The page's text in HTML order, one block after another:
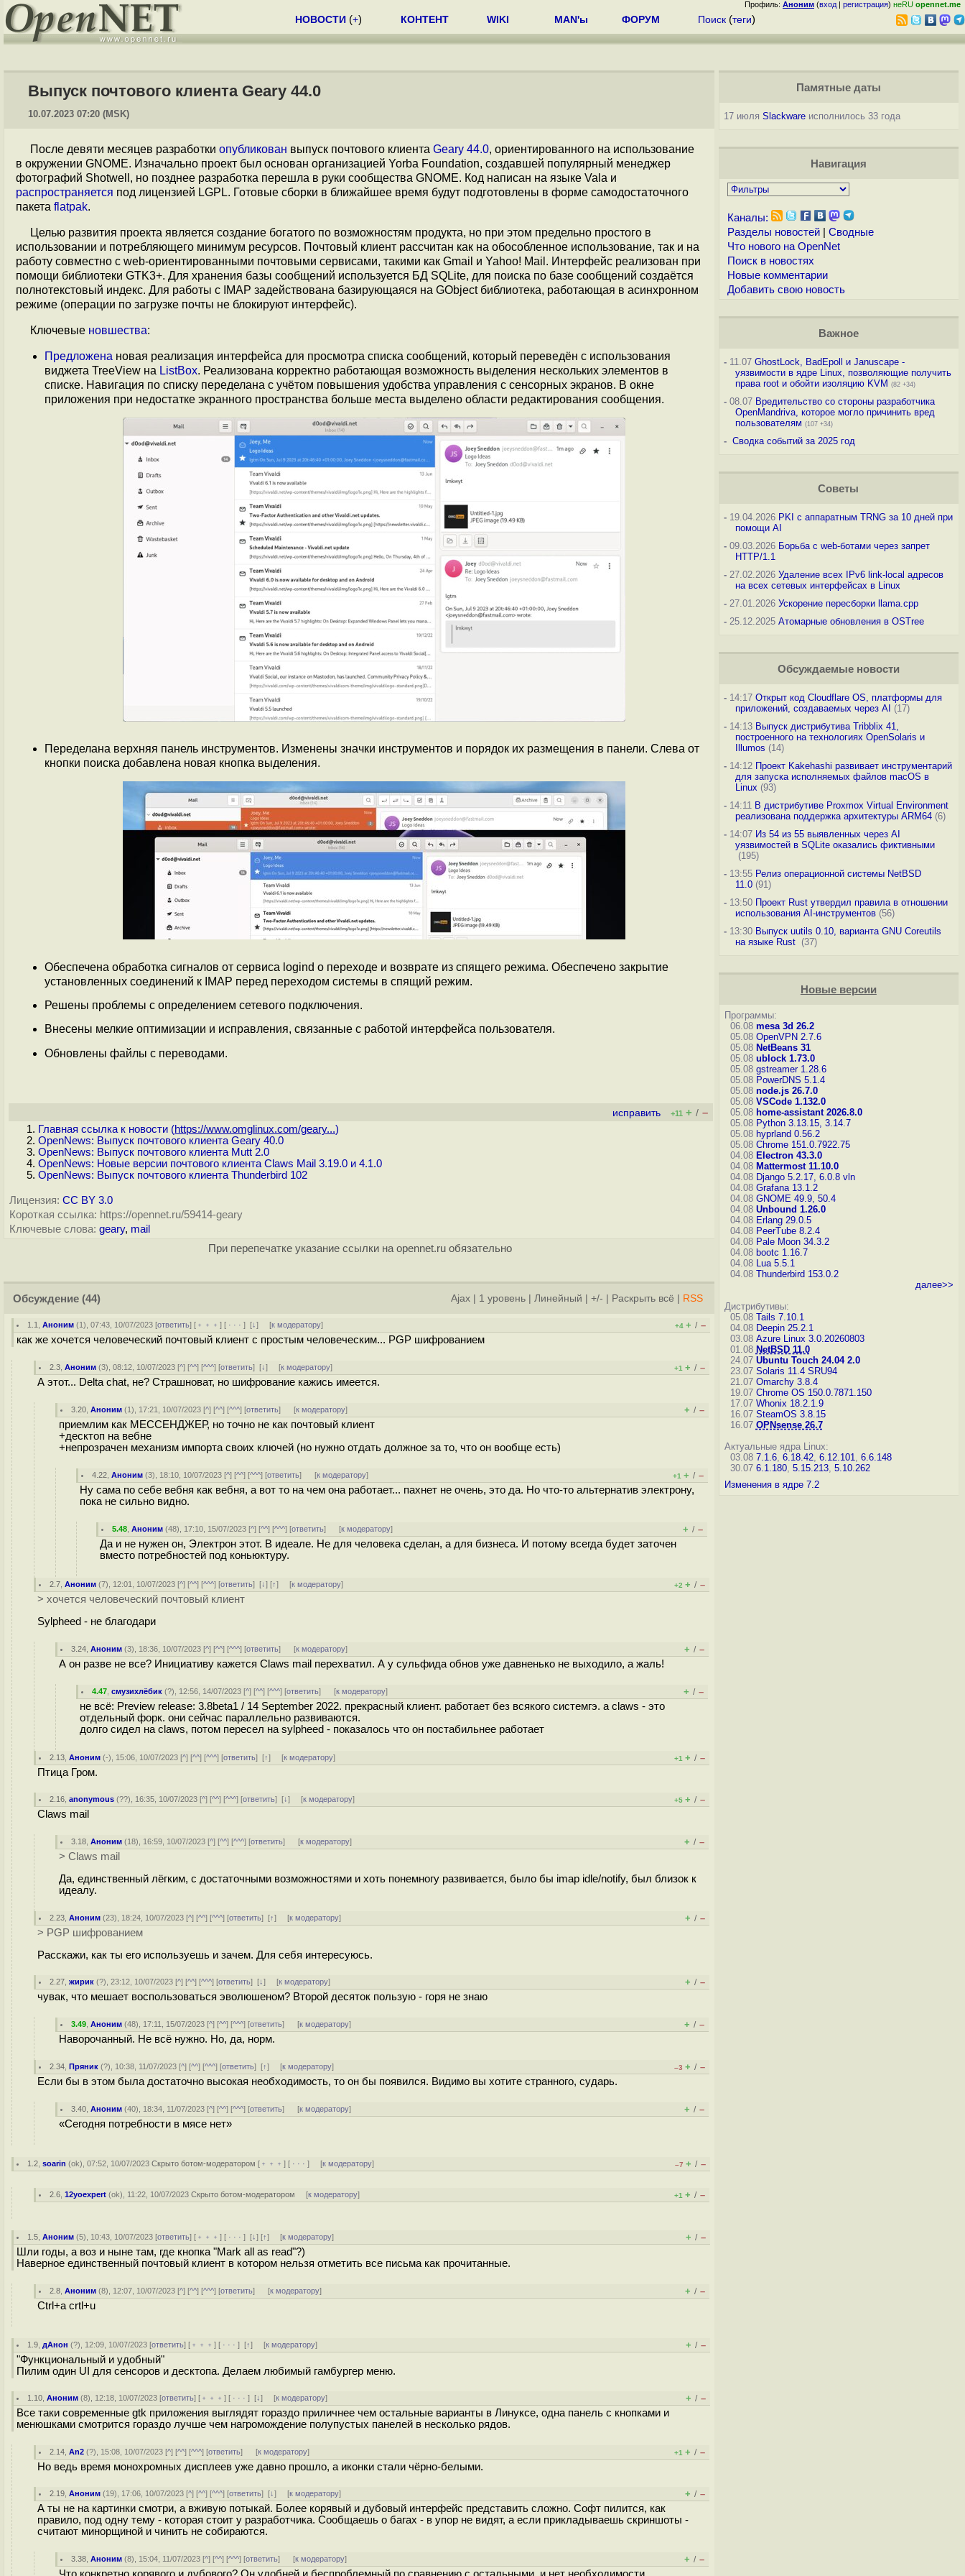
Профиль: Аноним (вход | регистрация) неRU opennet.me
НОВОСТИ (+) КОНТЕНТ WIKI MAN'ы ФОРУМ Поиск (теги)
Выпуск почтового клиента Geary 44.0
10.07.2023 07:20 (MSK)
После девяти месяцев разработки опубликован выпуск почтового клиента Geary 44.0, ориентированного на использование
в окружении GNOME. Изначально проект был основан организацией Yorba Foundation, создавшей популярный менеджер
фотографий Shotwell, но позднее разработка перешла в руки сообщества GNOME. Код написан на языке Vala и
распространяется под лицензией LGPL. Готовые сборки в ближайшее время будут подготовлены в форме самодостаточного
пакета flatpak.
Целью развития проекта является создание богатого по возможностям продукта, но при этом предельно простого в
использовании и потребляющего минимум ресурсов. Почтовый клиент рассчитан как на обособленное использование, так и на
работу совместно с web-ориентированными почтовыми сервисами, такими как Gmail и Yahoo! Mail. Интерфейс реализован при
помощи библиотеки GTK3+. Для хранения базы сообщений используется БД SQLite, для поиска по базе сообщений создаётся
полнотекстовый индекс. Для работы с IMAP задействована базирующаяся на GObject библиотека, работающая в асинхронном
режиме (операции по загрузке почты не блокируют интерфейс).
Ключевые новшества:
Предложена новая реализация интерфейса для просмотра списка сообщений, который переведён с использования
виджета TreeView на ListBox. Реализована корректно работающая возможность выделения нескольких элементов в
списке. Навигация по списку переделана с учётом повышения удобства управления с сенсорных экранов. В окне
приложения при недостатке экранного пространства больше места выделено области редактирования сообщения.
Переделана верхняя панель инструментов. Изменены значки инструментов и порядок их размещения в панели. Слева от
кнопки поиска добавлена новая кнопка выделения.
Обеспечена обработка сигналов от сервиса logind о переходе и возврате из спящего режима. Обеспечено закрытие
установленных соединений к IMAP перед переходом системы в спящий режим.
Решены проблемы с определением сетевого подключения.
Внесены мелкие оптимизации и исправления, связанные с работой интерфейса пользователя.
Обновлены файлы с переводами.
исправить +11 + / –
Главная ссылка к новости (https://www.omglinux.com/geary...)
OpenNews: Выпуск почтового клиента Geary 40.0
OpenNews: Выпуск почтового клиента Mutt 2.0
OpenNews: Новые версии почтового клиента Claws Mail 3.19.0 и 4.1.0
OpenNews: Выпуск почтового клиента Thunderbird 102
Лицензия: CC BY 3.0
Короткая ссылка: https://opennet.ru/59414-geary
Ключевые слова: geary, mail
При перепечатке указание ссылки на opennet.ru обязательно
Обсуждение (44) Ajax 1 уровень Линейный +/- Раскрыть всё RSS
1.1 ,Аноним (1), 07:43, 10/07/2023 [ответить] [ ﹢﹢﹢] [ · · ·][↓] [к модератору] +4 + / –
как же хочется человеческий почтовый клиент с простым человеческим... PGP шифрованием
2.3 ,Аноним (3), 08:12, 10/07/2023 [^] [^^] [^^^] [ответить][↓] [к модератору] +1 + / –
А этот... Delta chat, не? Страшноват, но шифрование кажись имеется.
3.20 ,Аноним (1), 17:21, 10/07/2023 [^] [^^] [^^^] [ответить] [к модератору] + / –
приемлим как МЕССЕНДЖЕР, но точно не как почтовый клиент
+десктоп на вебне
+непрозрачен механизм импорта своих ключей (но нужно отдать должное за то, что он вообще есть)
4.22 ,Аноним (3), 18:10, 10/07/2023 [^] [^^] [^^^] [ответить] [к модератору] +1 + / –
Ну сама по себе вебня как вебня, а вот то на чем она работает... пахнет не очень, это да. Но что-то альтернатив электрону,
пока не сильно видно.
5.48 ,Аноним (48), 17:10, 15/07/2023 [^] [^^] [^^^] [ответить] [к модератору] + / –
Да и не нужен он, Электрон этот. В идеале. Не для человека сделан, а для бизнеса. И потому всегда будет заточен
вместо потребностей под коньюктуру.
2.7 ,Аноним (7), 12:01, 10/07/2023 [^] [^^] [^^^] [ответить][↓] [↑] [к модератору] +2 + / –
> хочется человеческий почтовый клиент
Sylpheed - не благодари
3.24 ,Аноним (3), 18:36, 10/07/2023 [^] [^^] [^^^] [ответить] [к модератору] + / –
А он разве не все? Инициативу кажется Claws mail перехватил. А у сульфида обнов уже давненько не выходило, а жаль!
4.47 ,смузихлёбик (?), 12:56, 14/07/2023 [^] [^^] [^^^] [ответить] [к модератору] + / –
не всё: Preview release: 3.8beta1 / 14 September 2022. прекрасный клиент. работает без всякого системгэ. а claws - это
отдельный форк. они сейчас параллельно развиваются.
долго сидел на claws, потом пересел на sylpheed - показалось что он постабильнее работает
2.13 ,Аноним (-), 15:06, 10/07/2023 [^] [^^] [^^^] [ответить][↑] [к модератору] +1 + / –
Птица Гром.
2.16 ,anonymous (??), 16:35, 10/07/2023 [^] [^^] [^^^] [ответить][↓] [к модератору] +5 + / –
Claws mail
3.18 ,Аноним (18), 16:59, 10/07/2023 [^] [^^] [^^^] [ответить] [к модератору] + / –
> Claws mail
Да, единственный лёгким, с достаточными возможностями и хоть понемногу развивается, было бы imap idle/notify, был близок к
идеалу.
2.23 ,Аноним (23), 18:24, 10/07/2023 [^] [^^] [^^^] [ответить][↑] [к модератору] + / –
> PGP шифрованием
Расскажи, как ты его используешь и зачем. Для себя интересуюсь.
2.27 ,жирик (?), 23:12, 10/07/2023 [^] [^^] [^^^] [ответить][↓] [к модератору] + / –
чувак, что мешает воспользоваться эволюшеном? Второй десяток пользую - горя не знаю
3.49 ,Аноним (48), 17:11, 15/07/2023 [^] [^^] [^^^] [ответить] [к модератору] + / –
Наворочанный. Не всё нужно. Но, да, норм.
2.34 ,Пряник (?), 10:38, 11/07/2023 [^] [^^] [^^^] [ответить][↑] [к модератору] –3 + / –
Если бы в этом была достаточно высокая необходимость, то он бы появился. Видимо вы хотите странного, сударь.
3.40 ,Аноним (40), 18:34, 11/07/2023 [^] [^^] [^^^] [ответить] [к модератору] + / –
«Сегодня потребности в мясе нет»
1.2 ,soarin (ok), 07:52, 10/07/2023Скрыто ботом-модератором [ ﹢﹢﹢] [ · · ·] [к модератору] –7 + / –
2.6 ,12yoexpert (ok), 11:22, 10/07/2023Скрыто ботом-модератором [к модератору] +1 + / –
1.5 ,Аноним (5), 10:43, 10/07/2023 [ответить] [ ﹢﹢﹢] [ · · ·][↓] [↑] [к модератору] + / –
Шли годы, а воз и ныне там, где кнопка "Mark all as read"?)
Наверное единственный почтовый клиент в котором нельзя отметить все письма как прочитанные.
2.8 ,Аноним (8), 12:07, 10/07/2023 [^] [^^] [^^^] [ответить] [к модератору] + / –
Ctrl+a crtl+u
1.9 дАнон (?), 12:09, 10/07/2023 [ответить] [ ﹢﹢﹢] [ · · ·][↑] [к модератору] + / –
"Функциональный и удобный"
Пилим один UI для сенсоров и десктопа. Делаем любимый гамбургер меню.
1.10 ,Аноним (8), 12:18, 10/07/2023 [ответить] [ ﹢﹢﹢] [ · · ·][↓] [к модератору] + / –
Все таки современные gtk приложения выглядят гораздо приличнее чем остальные варианты в Линуксе, одна панель с кнопками и
менюшками смотрится гораздо лучше чем нагромождение полупустых панелей в несколько рядов.
2.14 ,An2 (?), 15:08, 10/07/2023 [^] [^^] [^^^] [ответить] [к модератору] +1 + / –
Но ведь время монохромных дисплеев уже давно прошло, а иконки стали чёрно-белыми.
2.19 ,Аноним (19), 17:06, 10/07/2023 [^] [^^] [^^^] [ответить][↓] [к модератору] + / –
А ты не на картинки смотри, а вживую потыкай. Более корявый и дубовый интерфейс представить сложно. Софт пилится, как
правило, под одну тему - которая стоит у разработчика. Сообщаешь о багах - в упор не видят, а если прикладываешь скриншоты -
считают минорщиной и чинить не собираются.
3.38 ,Аноним (8), 15:04, 11/07/2023 [^] [^^] [^^^] [ответить] [к модератору] + / –
Памятные даты
17 июля Slackwareисполнилось 33 года
Навигация
Каналы:
Разделы новостей| Сводные
Что нового на OpenNet
Поиск в новостях
Новые комментарии
Добавить свою новость
Важное
-11.07 GhostLock, BadEpoll и Januscape -
уязвимости в ядре Linux, позволяющие получить
права root и обойти изоляцию KVM (82 +34)
-08.07 Вредительство со стороны разработчика
OpenMandriva, которое могло причинить вред
пользователям (107 +34)
- Сводка событий за 2025 год
Советы
-19.04.2026 PKI с аппаратным TRNG за 10 дней при
помощи AI
-09.03.2026 Борьба с web-ботами через запрет
HTTP/1.1
-27.02.2026 Удаление всех IPv6 link-local адресов
на всех сетевых интерфейсах в Linux
-27.01.2026 Ускорение пересборки llama.cpp
-25.12.2025 Атомарные обновления в OSTree
Обсуждаемые новости
-14:17 Открыт код Cloudflare OS, платформы для
приложений, создаваемых через AI (17)
-14:13 Выпуск дистрибутива Tribblix 41,
построенного на технологиях OpenSolaris и
Illumos (14)
-14:12 Проект Kakehashi развивает инструментарий
для запуска исполняемых файлов macOS в
Linux (93)
-14:11 В дистрибутиве Proxmox Virtual Environment
реализована поддержка архитектуры ARM64(6)
-14:07 Из 54 из 55 выявленных через AI
уязвимостей в SQLite оказались фиктивными
(195)
-13:55 Релиз операционной системы NetBSD
11.0(91)
-13:50 Проект Rust утвердил правила в отношении
использования AI-инструментов(56)
-13:30 Выпуск uutils 0.10, варианта GNU Coreutils
на языке Rust (37)
Новые версии
Программы:
06.08 mesa 3d 26.2
05.08 OpenVPN 2.7.6
05.08 NetBeans 31
05.08 ublock 1.73.0
05.08 gstreamer 1.28.6
05.08 PowerDNS 5.1.4
05.08 node.js 26.7.0
05.08 VSCode 1.132.0
05.08 home-assistant 2026.8.0
05.08 Python 3.13.15, 3.14.7
05.08 hyprland 0.56.2
05.08 Chrome 151.0.7922.75
04.08 Electron 43.3.0
04.08 Mattermost 11.10.0
04.08 Django 5.2.17, 6.0.8 vln
04.08 Grafana 13.1.2
04.08 GNOME 49.9, 50.4
04.08 Unbound 1.26.0
04.08 Erlang 29.0.5
04.08 PeerTube 8.2.4
04.08 Pale Moon 34.3.2
04.08 bootc 1.16.7
04.08 Lua 5.5.1
04.08 Thunderbird 153.0.2
далее>>
Дистрибутивы:
05.08 Tails 7.10.1
04.08 Deepin 25.2.1
03.08 Azure Linux 3.0.20260803
01.08 NetBSD 11.0
24.07 Ubuntu Touch 24.04 2.0
23.07 Solaris 11.4 SRU94
21.07 Omarchy 3.8.4
19.07 Chrome OS 150.0.7871.150
17.07 Whonix 18.2.1.9
16.07 SteamOS 3.8.15
16.07 OPNsense 26.7
Актуальные ядра Linux:
03.08 7.1.6, 6.18.42, 6.12.101, 6.6.148
30.07 6.1.180, 5.15.213, 5.10.262
Изменения в ядре 7.2